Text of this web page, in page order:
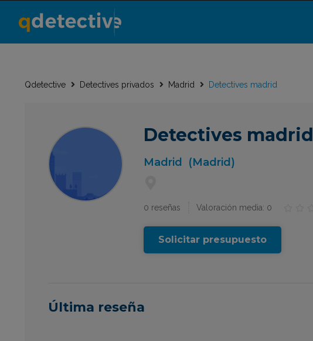
Qdetective Detectives privados Madrid Detectives madrid
Detectives madrid
Madrid (Madrid)
0 reseñas Valoración media: 0
Solicitar presupuesto
Última reseña